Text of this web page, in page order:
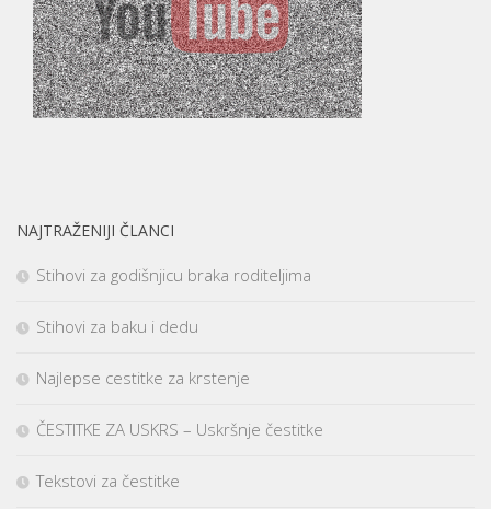
NAJTRAŽENIJI ČLANCI
Stihovi za godišnjicu braka roditeljima
Stihovi za baku i dedu
Najlepse cestitke za krstenje
ČESTITKE ZA USKRS – Uskršnje čestitke
Tekstovi za čestitke